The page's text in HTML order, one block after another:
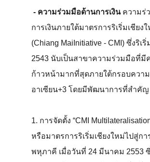
- ความร่วมมือด้านการเงินความร่
การเงินภายใต้มาตรการริเริ่มเชียง
(Chiang MaiInitiative - CMI) ซึ่งริเ
2543 นับเป็นสาขาความร่วมมือที่มี
ก้าวหน้ามากที่สุดภายใต้กรอบควา
อาเซียน+3 โดยมีพัฒนาการที่สำคัญ
1. การจัดตั้ง “CMI
หรือมาตรการริเริ่มเชียงใหม่ไปสู่กา
พหุภาคี เมื่อวันที่ 24 มีนาคม 2553 ซึ่